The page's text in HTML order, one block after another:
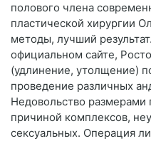
полового члена
пластической хирургии
методы, лучший
официальном сайте,
(удлинение, утолщение)
проведение различных
Недовольство размерами
причиной комплексов,
сексуальных. Операция